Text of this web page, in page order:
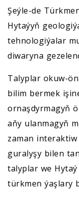
Şeýle-de
Hytaýyň
tehnologiýalar
diwaryna
Talyplar okuw-
bilim bermek
ornaşdyrmagyň
aňy ulanmagyň
zaman
guralyşy bilen
talyplar we
türkmen ýaşlary